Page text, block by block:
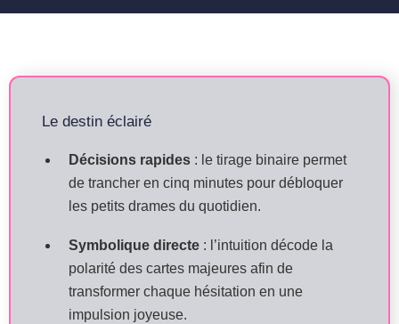
Le destin éclairé
Décisions rapides : le tirage binaire permet
de trancher en cinq minutes pour débloquer
les petits drames du quotidien.
Symbolique directe : l’intuition décode la
polarité des cartes majeures afin de
transformer chaque hésitation en une
impulsion joyeuse.